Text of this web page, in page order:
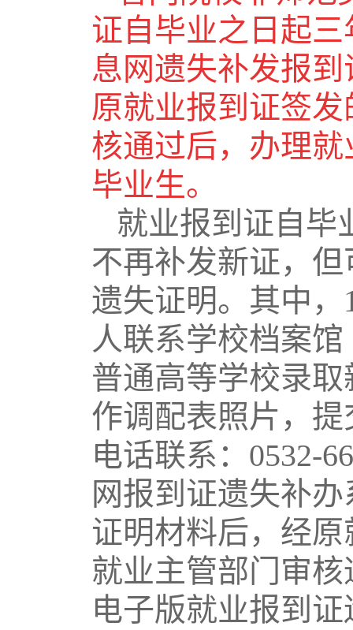
证自毕业之日起
息网遗失补发报
原就业报到证签
核通过后，办理
毕业生。
就业报到证自毕
不再补发新证，
遗失证明。其中，
人联系学校档案馆
普通高等学校录
作调配表照片，
电话联系：0532-
网报到证遗失补
证明材料后，经
就业主管部门审
电子版就业报到